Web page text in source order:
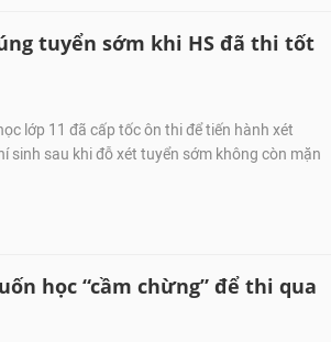
tuyển sớm khi HS đã thi tốt
lớp 11 đã cấp tốc ôn thi để tiến hành xét
sinh sau khi đỗ xét tuyển sớm không còn mặn
học “cầm chừng” để thi qua